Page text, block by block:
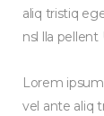
aliq tristiq
nsl lla
Lorem
vel ante aliq